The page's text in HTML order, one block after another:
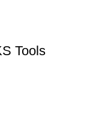
Tools